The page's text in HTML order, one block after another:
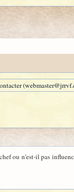
ou n'est-il pas